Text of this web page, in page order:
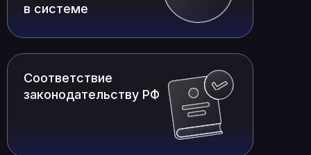
в системе
Соответствие
законодательству РФ